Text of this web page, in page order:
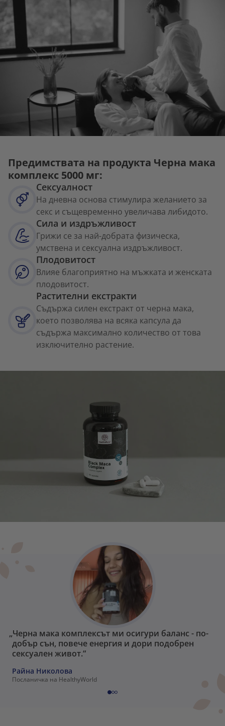
Предимствата на продукта Черна мака
комплекс 5000 мг:
Сексуалност
На дневна основа стимулира желанието за
секс и същевременно увеличава либидото.
Сила и издръжливост
Грижи се за най-добрата физическа,
умствена и сексуална издръжливост.
Плодовитост
Влияе благоприятно на мъжката и женската
плодовитост.
Растителни екстракти
Съдържа силен екстракт от черна мака,
което позволява на всяка капсула да
съдържа максимално количество от това
изключително растение.
„Черна мака комплексът ми осигури баланс - по-
добър сън, повече енергия и дори подобрен
сексуален живот.“
Райна Николова
Посланичка на HealthyWorld